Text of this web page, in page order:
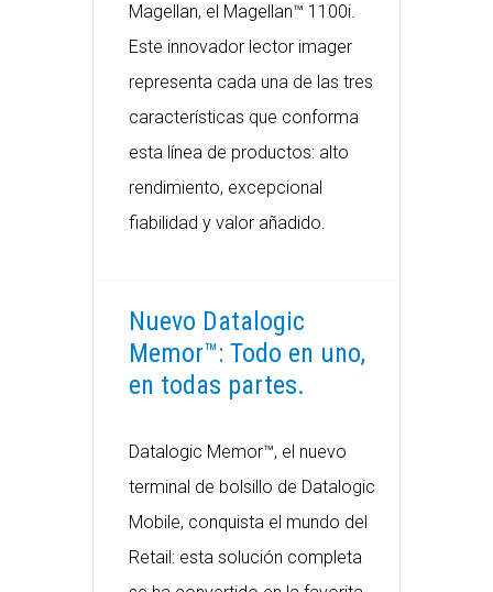
Magellan, el Magellan™ 1100i.
Este innovador lector imager
representa cada una de las tres
características que conforma
esta línea de productos: alto
rendimiento, excepcional
fiabilidad y valor añadido.
Nuevo Datalogic
Memor™: Todo en uno,
en todas partes.
Datalogic Memor™, el nuevo
terminal de bolsillo de Datalogic
Mobile, conquista el mundo del
Retail: esta solución completa